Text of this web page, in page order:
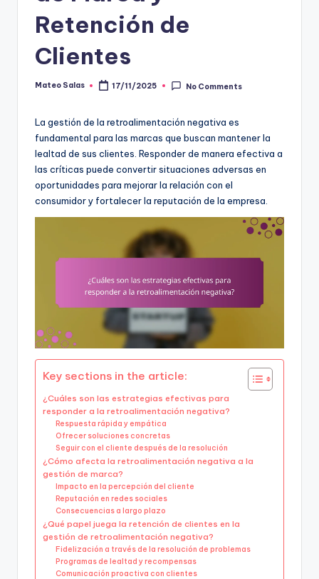
Retención de
Clientes
Posted
Mateo Salas 17/11/2025 No Comments
La gestión de la retroalimentación negativa es
fundamental para las marcas que buscan mantener la
lealtad de sus clientes. Responder de manera efectiva a
las críticas puede convertir situaciones adversas en
oportunidades para mejorar la relación con el
consumidor y fortalecer la reputación de la empresa.
Key sections in the article:
¿Cuáles son las estrategias efectivas para
responder a la retroalimentación negativa?
Respuesta rápida y empática
Ofrecer soluciones concretas
Seguir con el cliente después de la resolución
¿Cómo afecta la retroalimentación negativa a la
gestión de marca?
Impacto en la percepción del cliente
Reputación en redes sociales
Consecuencias a largo plazo
¿Qué papel juega la retención de clientes en la
gestión de retroalimentación negativa?
Fidelización a través de la resolución de problemas
Programas de lealtad y recompensas
Comunicación proactiva con clientes